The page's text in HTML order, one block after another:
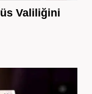
Valiliğini